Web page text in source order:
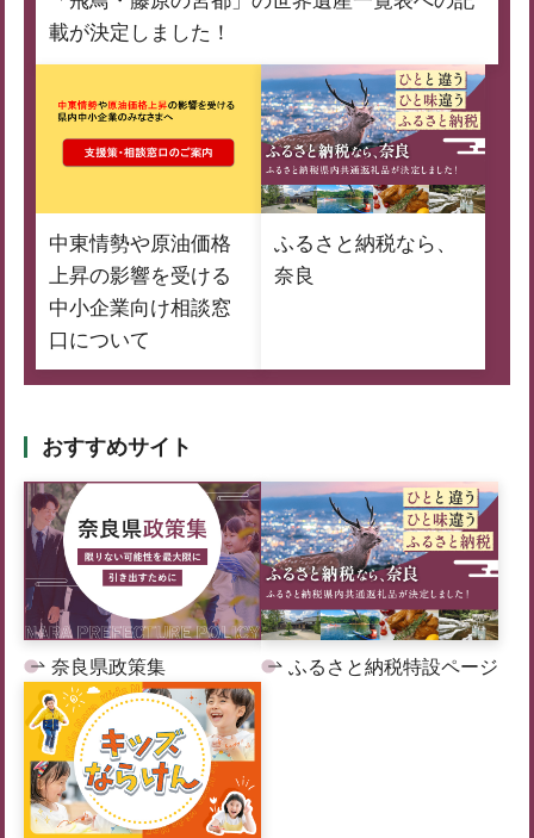
載が決定しました！
中東情勢や原油価格
上昇の影響を受ける
中小企業向け相談窓
口について
ふるさと納税なら、
奈良
おすすめサイト
奈良県政策集 ふるさと納税特設ページ